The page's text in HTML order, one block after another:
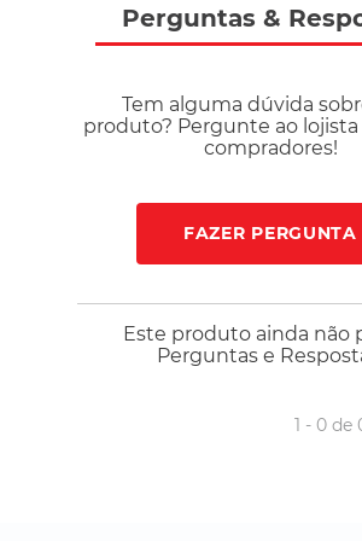
Perguntas &
Tem alguma dúvida
produto? Pergunte ao lojista
compradores!
FAZER PERGUNTA
Este produto ainda não
Perguntas e
1 - 0de